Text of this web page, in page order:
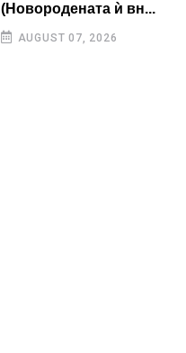
(Новородената ѝ вн...
AUGUST 07, 2026